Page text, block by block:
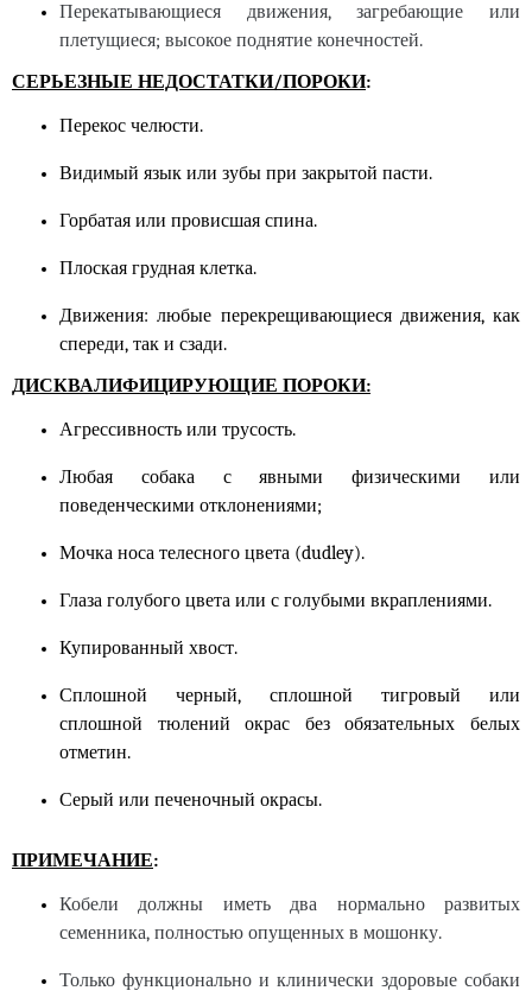
Перекатывающиеся движения, загребающие или
плетущиеся; высокое поднятие конечностей.
СЕРЬЕЗНЫЕ НЕДОСТАТКИ/ПОРОКИ:
Перекос челюсти.
Видимый язык или зубы при закрытой пасти.
Горбатая или провисшая спина.
Плоская грудная клетка.
Движения: любые перекрещивающиеся движения, как
спереди, так и сзади.
ДИСКВАЛИФИЦИРУЮЩИЕ ПОРОКИ:
Агрессивность или трусость.
Любая собака с явными физическими или
поведенческими отклонениями;
Мочка носа телесного цвета (dudley).
Глаза голубого цвета или с голубыми вкраплениями.
Купированный хвост.
Сплошной черный, сплошной тигровый или
сплошной тюленийокрас без обязательных белых
отметин.
Серый или печеночный окрасы.
ПРИМЕЧАНИЕ:
Кобели должны иметь два нормально развитых
семенника, полностью опущенных в мошонку.
Только функционально и клинически здоровые собаки